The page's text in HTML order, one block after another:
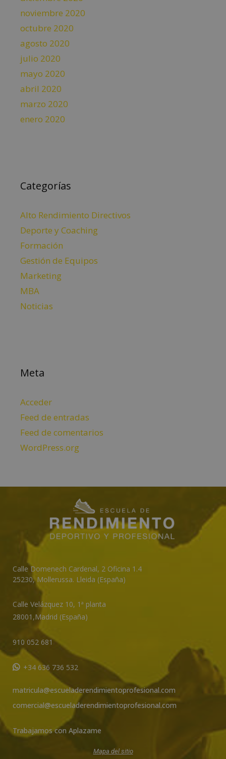
noviembre 2020
octubre 2020
agosto 2020
julio 2020
mayo 2020
abril 2020
marzo 2020
enero 2020
Categorías
Alto Rendimiento Directivos
Deporte y Coaching
Formación
Gestión de Equipos
Marketing
MBA
Noticias
Meta
Acceder
Feed de entradas
Feed de comentarios
WordPress.org
Calle Domenech Cardenal, 2 Oficina 1.4
25230, Mollerussa. Lleida (España)
Calle Velázquez 10, 1ª planta
28001,Madrid (España)
910 052 681
+34 636 736 532
matricula@escueladerendimientoprofesional.com
comercial@escueladerendimientoprofesional.com
Trabajamos con Aplazame
Mapa del sitio